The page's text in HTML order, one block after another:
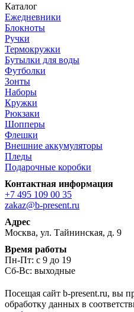
Каталог
Ежедневники
Блокноты
Ручки
Термокружки
Бутылки для воды
Футболки
Зонты
Наборы
Кружки
Рюкзаки
Шопперы
Флешки
Внешние аккумуляторы
Пледы
Подарочные коробки
Контактная информация
+7 495 109 00 35
zakaz@b-present.ru
Адрес
Москва, ул. Тайнинская, д. 9
Время работы
Пн-Пт: с 9 до 19
Сб-Вс: выходные
Посещая сайт b-present.ru, вы
обработку данных в